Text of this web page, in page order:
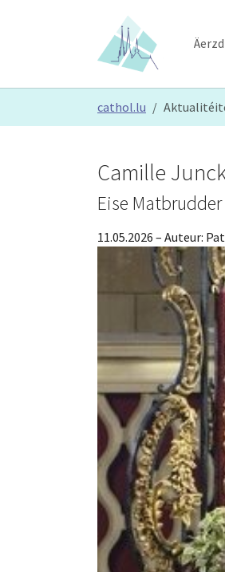
cathol.lu
Camille
Eise
11.05.2026 – Auteur: